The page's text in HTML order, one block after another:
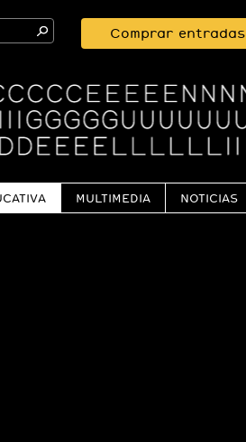
Comprar entradas
MULTIMEDIA NOTICIAS